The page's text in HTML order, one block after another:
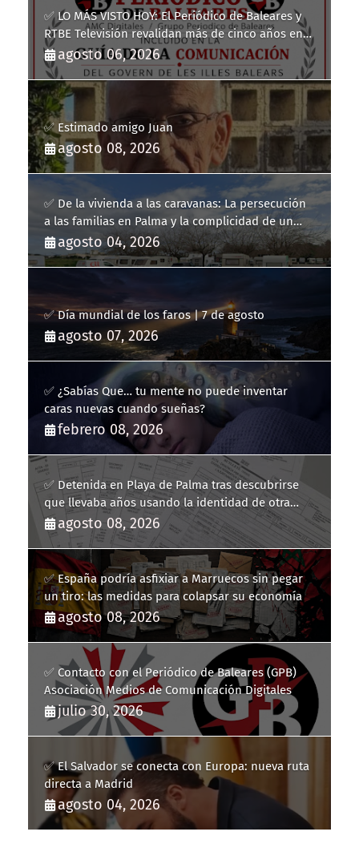
✅ LO MÁS VISTO HOY: El Periódico de Baleares y
RTBE Televisión revalidan más de cinco años en
la Guía de la Comunicación del Govern de les Illes
Balears
agosto 06, 2026
✅ Estimado amigo Juan
agosto 08, 2026
✅ De la vivienda a las caravanas: La persecución
a las familias en Palma y la complicidad de un
fracaso heredado
agosto 04, 2026
✅ Día mundial de los faros | 7 de agosto
agosto 07, 2026
✅ ¿Sabías Que… tu mente no puede inventar
caras nuevas cuando sueñas?
febrero 08, 2026
✅ Detenida en Playa de Palma tras descubrirse
que llevaba años usando la identidad de otra
persona
agosto 08, 2026
✅ España podría asfixiar a Marruecos sin pegar
un tiro: las medidas para colapsar su economía
agosto 08, 2026
✅ Contacto con el Periódico de Baleares (GPB)
Asociación Medios de Comunicación Digitales
julio 30, 2026
✅ El Salvador se conecta con Europa: nueva ruta
directa a Madrid
agosto 04, 2026